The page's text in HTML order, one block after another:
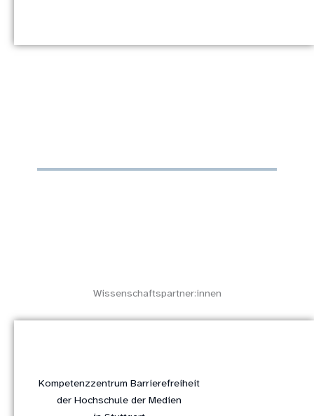
Wissenschaftspartner:innen
Kompetenzzentrum Barrierefreiheit
der Hochschule der Medien